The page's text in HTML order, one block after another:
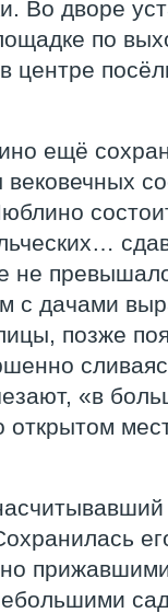
Во дворе
по
центре
ещё
вековечных
не
с дачами
позже
«в